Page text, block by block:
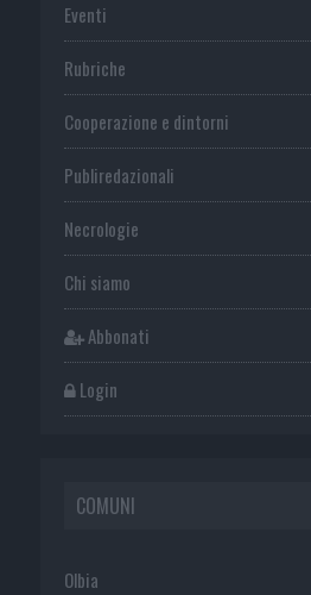
Eventi
Rubriche
Cooperazione e dintorni
Publiredazionali
Necrologie
Chi siamo
Abbonati
Login
COMUNI
Olbia